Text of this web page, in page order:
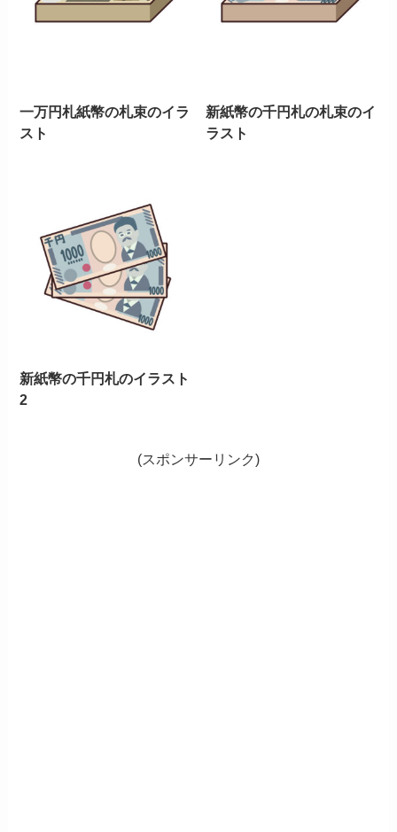
一万円札紙幣の札束のイラ
スト
新紙幣の千円札の札束のイ
ラスト
新紙幣の千円札のイラスト
2
(スポンサーリンク)